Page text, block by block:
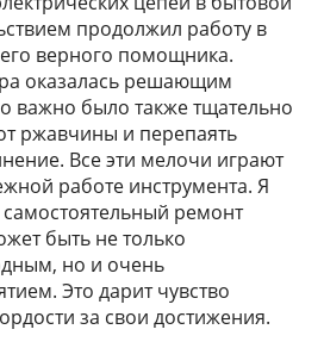
продолжил работу в
верного помощника.
оказалась решающим
важно было также тщательно
ржавчины и перепаять
Все эти мелочи играют
работе инструмента. Я
ремонт
быть не только
но и очень
Это дарит чувство
за свои достижения.